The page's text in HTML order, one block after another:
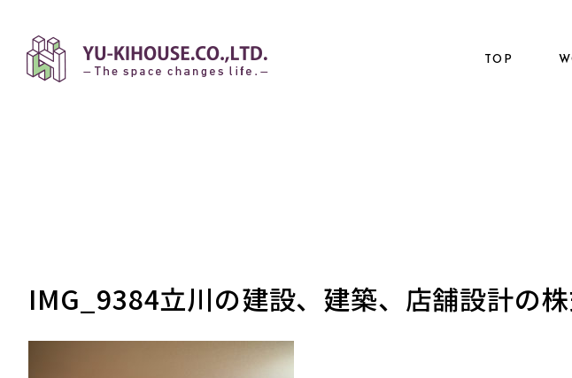
TOP
IMG_9384立川の建設、建築、店舗設計の